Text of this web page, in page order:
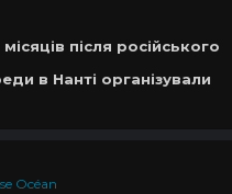
після російського
в Нанті організували
Océan